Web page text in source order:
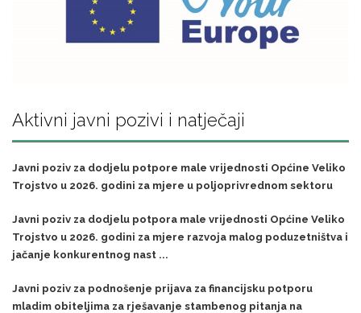
Aktivni javni pozivi i natječaji
Javni poziv za dodjelu potpore male vrijednosti Općine Veliko
Trojstvo u 2026. godini za mjere u poljoprivrednom sektoru
Javni poziv za dodjelu potpora male vrijednosti Općine Veliko
Trojstvo u 2026. godini za mjere razvoja malog poduzetništva i
jačanje konkurentnog nast ...
Javni poziv za podnošenje prijava za financijsku potporu
mladim obiteljima za rješavanje stambenog pitanja na